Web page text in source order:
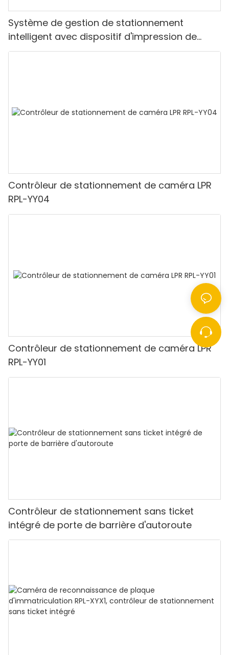
Système de gestion de stationnement
intelligent avec dispositif d'impression de
tickets et barrière pliante
Contrôleur de stationnement de caméra LPR
RPL-YY04
Contrôleur de stationnement de caméra LPR
RPL-YY01
Contrôleur de stationnement sans ticket
intégré de porte de barrière d'autoroute